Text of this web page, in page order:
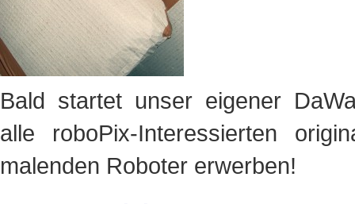
Bald startet unser eigener
alle roboPix-Interessierten
malenden Roboter erwerben!